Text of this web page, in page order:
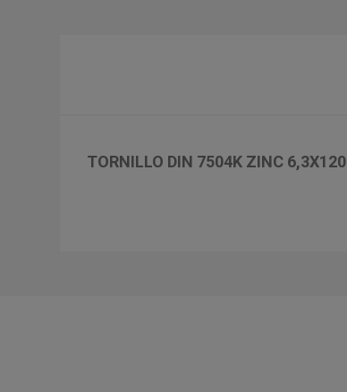
TORNILLO DIN 7504K ZINC 6,3X120